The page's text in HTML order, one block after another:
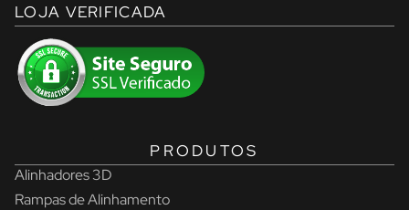
LOJA VERIFICADA
PRODUTOS
Alinhadores 3D
Rampas de Alinhamento